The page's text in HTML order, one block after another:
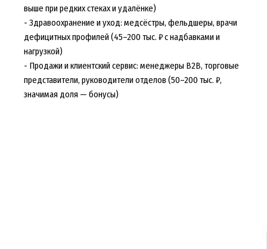
выше при редких стеках и удалёнке)
- Здравоохранение и уход: медсёстры, фельдшеры, врачи
дефицитных профилей (45–200 тыс. ₽ с надбавками и
нагрузкой)
- Продажи и клиентский сервис: менеджеры B2B, торговые
представители, руководители отделов (50–200 тыс. ₽,
значимая доля — бонусы)